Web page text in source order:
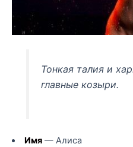
Тонкая талия и
главные козыри.
Имя— Алиса